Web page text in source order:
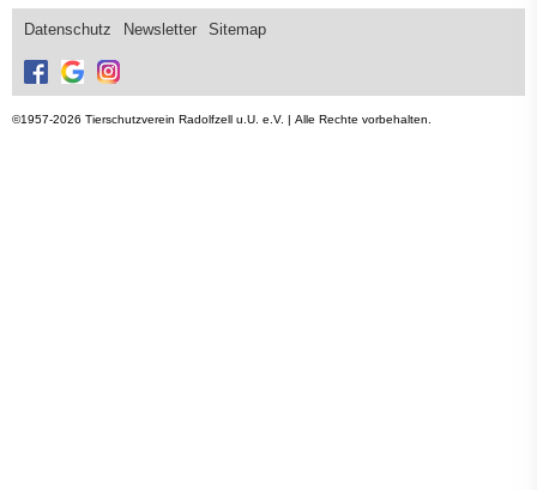
Datenschutz Newsletter Sitemap
©1957-2026 Tierschutzverein Radolfzell u.U. e.V. | Alle Rechte vorbehalten.